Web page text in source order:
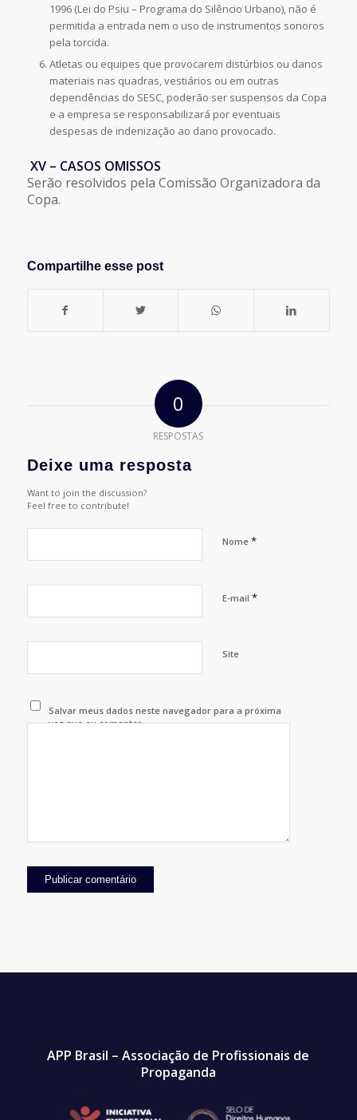
1996 (Lei do Psiu – Programa do Silêncio Urbano), não é
permitida a entrada nem o uso de instrumentos sonoros
pela torcida.
Atletas ou equipes que provocarem distúrbios ou danos
materiais nas quadras, vestiários ou em outras
dependências do SESC, poderão ser suspensos da Copa
e a empresa se responsabilizará por eventuais
despesas de indenização ao dano provocado.
XV – CASOS OMISSOS
Serão resolvidos pela Comissão Organizadora da
Copa.
Compartilhe esse post
0
RESPOSTAS
Deixe uma resposta
Want to join the discussion?
Feel free to contribute!
Nome *
E-mail *
Site
Salvar meus dados neste navegador para a próxima
vez que eu comentar.
APP Brasil – Associação de Profissionais de
Propaganda